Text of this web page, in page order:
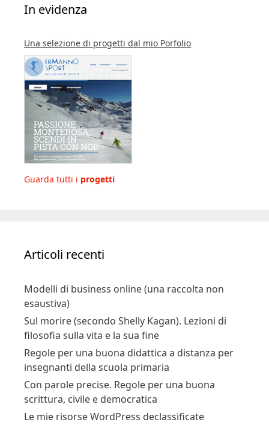
In evidenza
Una selezione di progetti dal mio Porfolio
Guarda tutti i progetti
Articoli recenti
Modelli di business online (una raccolta non
esaustiva)
Sul morire (secondo Shelly Kagan). Lezioni di
filosofia sulla vita e la sua fine
Regole per una buona didattica a distanza per
insegnanti della scuola primaria
Con parole precise. Regole per una buona
scrittura, civile e democratica
Le mie risorse WordPress declassificate